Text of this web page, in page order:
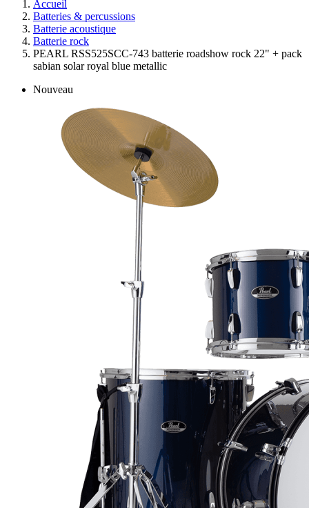
Accueil
Batteries & percussions
Batterie acoustique
Batterie rock
PEARL RSS525SCC-743 batterie roadshow rock 22" + pack
sabian solar royal blue metallic
Nouveau